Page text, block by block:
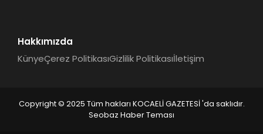
Hakkımızda
KünyeÇerez PolitikasıGizlilik Politikasıİletişim
Copyright © 2025 Tüm hakları KOCAELİ GAZETESİ 'da saklıdır.
Seobaz Haber Teması